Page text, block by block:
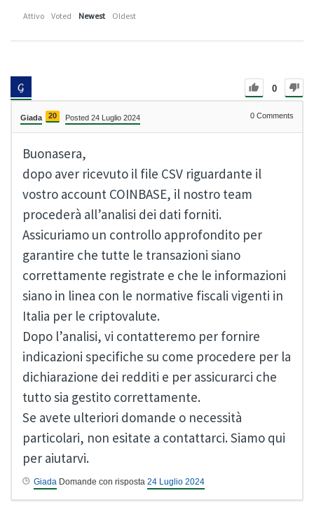
Attivo Voted Newest Oldest
0
Giada 20 Posted 24 Luglio 2024 0 Comments
Buonasera,
dopo aver ricevuto il file CSV riguardante il
vostro account COINBASE, il nostro team
procederà all’analisi dei dati forniti.
Assicuriamo un controllo approfondito per
garantire che tutte le transazioni siano
correttamente registrate e che le informazioni
siano in linea con le normative fiscali vigenti in
Italia per le criptovalute.
Dopo l’analisi, vi contatteremo per fornire
indicazioni specifiche su come procedere per la
dichiarazione dei redditi e per assicurarci che
tutto sia gestito correttamente.
Se avete ulteriori domande o necessità
particolari, non esitate a contattarci. Siamo qui
per aiutarvi.
Giada Domande con risposta 24 Luglio 2024